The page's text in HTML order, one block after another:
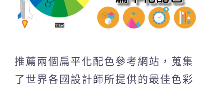
推薦兩個扁平化配色參考網站，蒐集
了世界各國設計師所提供的最佳色彩